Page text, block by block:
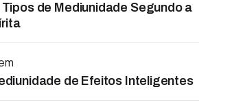
Tipos de Mediunidade Segundo a
de Efeitos Inteligentes